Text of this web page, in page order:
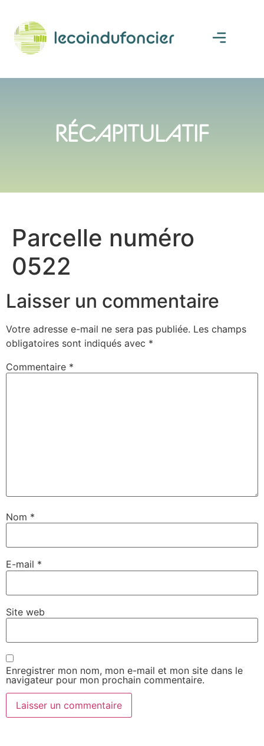
RÉCAPITULATIF
Parcelle numéro
0522
Laisser un commentaire
Votre adresse e-mail ne sera pas publiée. Les champs
obligatoires sont indiqués avec *
Commentaire *
Nom *
E-mail *
Site web
Enregistrer mon nom, mon e-mail et mon site dans le
navigateur pour mon prochain commentaire.